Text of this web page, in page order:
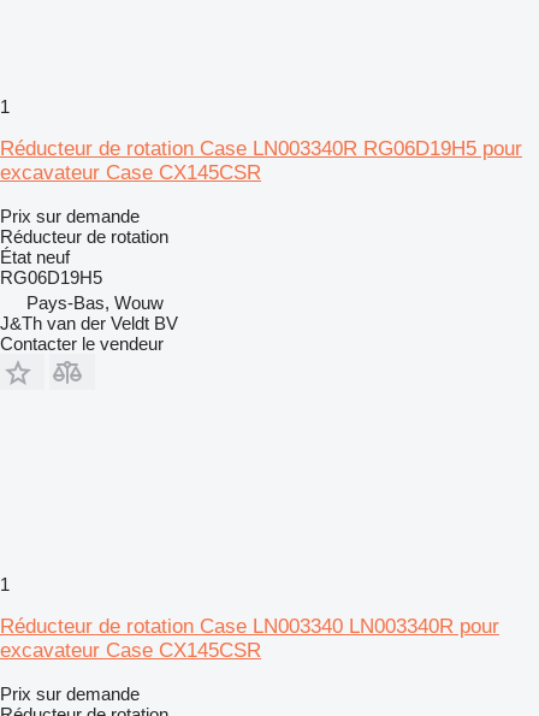
1
Réducteur de rotation Case LN003340R RG06D19H5 pour
excavateur Case CX145CSR
Prix sur demande
Réducteur de rotation
État neuf
RG06D19H5
Pays-Bas, Wouw
J&Th van der Veldt BV
Contacter le vendeur
1
Réducteur de rotation Case LN003340 LN003340R pour
excavateur Case CX145CSR
Prix sur demande